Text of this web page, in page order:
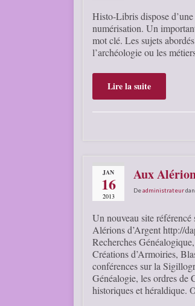
Histo-Libris dispose
numérisation. Un
mot clé. Les sujets
l’archéologie ou les
Lire la suite
JAN
16
2013
Aux
Deadministrateur
Un nouveau site
Alérions d’Argent http://
Recherches
Créations d’Armoiries,
conférences sur la
Généalogie, les ordres
historiques et héraldique.